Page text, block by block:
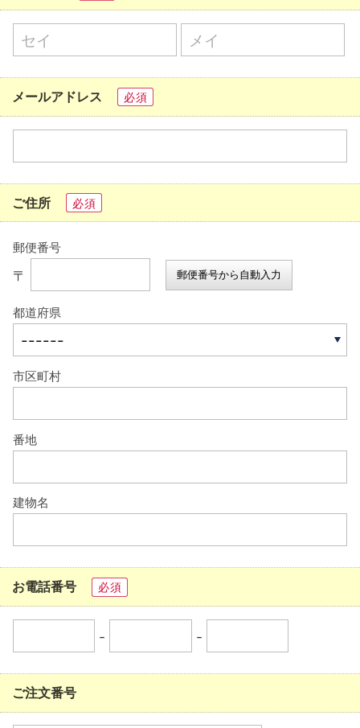
メールアドレス 必須
ご住所 必須
郵便番号
〒 郵便番号から自動入力
都道府県
市区町村
番地
建物名
お電話番号 必須
- -
ご注文番号